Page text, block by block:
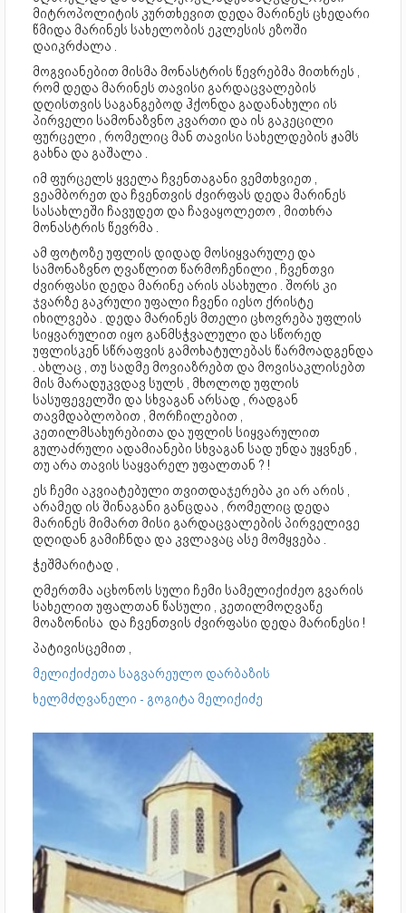
მიტროპოლიტის კურთხევით დედა მარინეს ცხედარი
წმიდა მარინეს სახელობის ეკლესის ეზოში
დაიკრძალა .
მოგვიანებით მისმა მონასტრის წევრებმა მითხრეს ,
რომ დედა მარინეს თავისი გარდაცვალების
დღისთვის საგანგებოდ ჰქონდა გადანახული ის
პირველი სამონაზვნო კვართი და ის გაკეცილი
ფურცელი , რომელიც მან თავისი სახელდების ჟამს
გახნა და გაშალა .
იმ ფურცელს ყველა ჩვენთაგანი ვემთხვიეთ ,
ვეამბორეთ და ჩვენთვის ძვირფას დედა მარინეს
სასახლეში ჩავუდეთ და ჩავაყოლეთო , მითხრა
მონასტრის წევრმა .
ამ ფოტოზე უფლის დიდად მოსიყვარულე და
სამონაზვნო ღვაწლით წარმოჩენილი , ჩვენთვი
ძვირფასი დედა მარინე არის ასახული . შორს კი
ჯვარზე გაკრული უფალი ჩვენი იესო ქრისტე
იხილვება . დედა მარინეს მთელი ცხოვრება უფლის
სიყვარულით იყო განმსჭვალული და სწორედ
უფლისკენ სწრაფვის გამოხატულებას წარმოადგენდა
. ახლაც , თუ სადმე მოვიაზრებთ და მოვისაკლისებთ
მის მარადუკვდავ სულს , მხოლოდ უფლის
სასუფეველში და სხვაგან არსად , რადგან
თავმდაბლობით , მორჩილებით ,
კეთილმსახურებითა და უფლის სიყვარულით
გულაძრული ადამიანები სხვაგან სად უნდა უყვნენ ,
თუ არა თავის საყვარელ უფალთან ? !
ეს ჩემი აკვიატებული თვითდაჯერება კი არ არის ,
არამედ ის შინაგანი განცდაა , რომელიც დედა
მარინეს მიმართ მისი გარდაცვალების პირველივე
დღიდან გამიჩნდა და კვლავაც ასე მომყვება .
ჭეშმარიტად ,
ღმერთმა აცხონოს სული ჩემი სამელიქიძეო გვარის
სახელით უფალთან წასული , კეთილმოღვაწე
მოაზონისა და ჩვენთვის ძვირფასი დედა მარინესი !
პატივისცემით ,
მელიქიძეთა საგვარეულო დარბაზის
ხელმძღვანელი - გოგიტა მელიქიძე